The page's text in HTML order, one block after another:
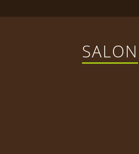
SALON